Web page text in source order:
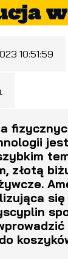
w
10:51:59
złotą